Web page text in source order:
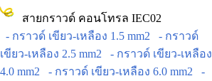
สายกราวด์ คอนโทรล IEC02
- กราวด์ เขียว-เหลือง 1.5 mm2
- กราวด์
เขียว-เหลือง 2.5 mm2
- กราวด์ เขียว-เหลือง
4.0 mm2
- กราวด์ เขียว-เหลือง 6.0 mm2
-